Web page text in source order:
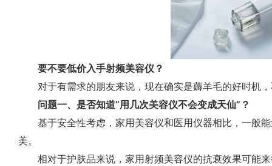
要不要低价入手射频美容仪？
对于有需求的朋友来说，现在确实是薅羊毛的好时机，
问题一、是否知道“用几次美容仪不会变成天仙”？
基于安全性考虑，家用美容仪和医用仪器相比，一般能
美。
相对于护肤品来说，家用射频美容仪的抗衰效果可能来